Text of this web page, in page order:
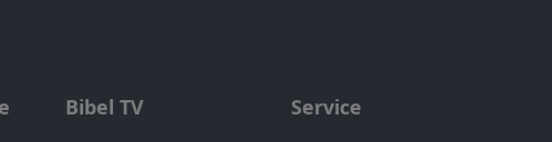
Bibel TV Service